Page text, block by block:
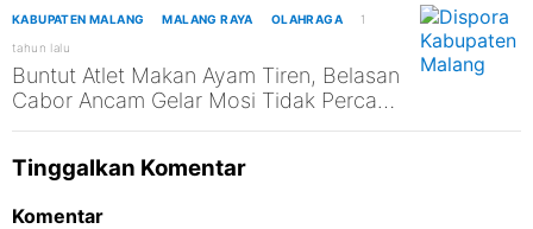
KABUPATEN MALANG MALANG RAYA OLAHRAGA
1
tahun lalu
Buntut Atlet Makan Ayam Tiren, Belasan
Cabor Ancam Gelar Mosi Tidak Percaya
ke Dispora Kabupaten Malang
Tinggalkan Komentar
Komentar